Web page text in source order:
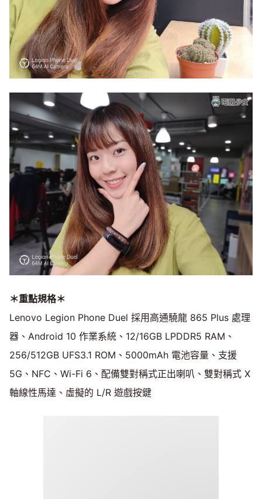
＊重點規格＊
Lenovo Legion Phone Duel 採用高通驍龍 865 Plus 處理
器、Android 10 作業系統、12/16GB LPDDR5 RAM、
256/512GB UFS3.1 ROM、5000mAh 電池容量、支援
5G、NFC、Wi-Fi 6、配備雙對稱式正出喇叭、雙對稱式 X
軸線性馬達、虛擬的 L/R 遊戲按鍵